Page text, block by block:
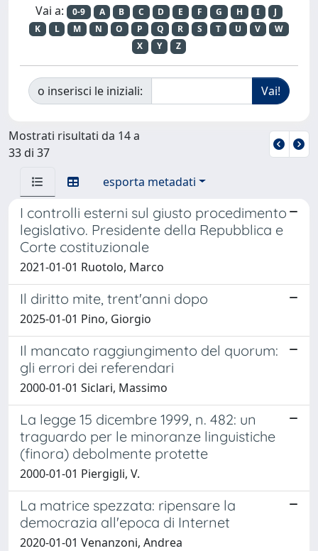
Vai a: 0-9 A B C D E F G H I
J
K
L M N O P Q R S T U V
W
X
Y Z
o inserisci le iniziali:
Mostrati risultati da 14 a
33 di 37
esporta metadati
I controlli esterni sul giusto procedimento
legislativo. Presidente della Repubblica e
Corte costituzionale
2021-01-01 Ruotolo, Marco
Il diritto mite, trent'anni dopo
2025-01-01 Pino, Giorgio
Il mancato raggiungimento del quorum:
gli errori dei referendari
2000-01-01 Siclari, Massimo
La legge 15 dicembre 1999, n. 482: un
traguardo per le minoranze linguistiche
(finora) debolmente protette
2000-01-01 Piergigli, V.
La matrice spezzata: ripensare la
democrazia all'epoca di Internet
2020-01-01 Venanzoni, Andrea